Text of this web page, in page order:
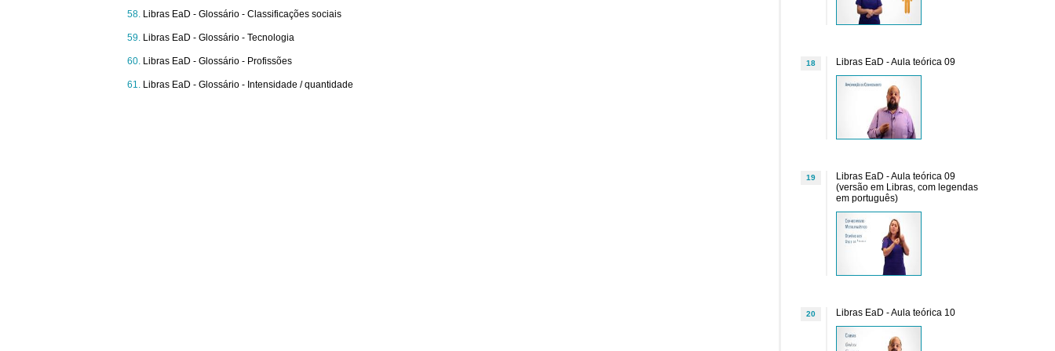
Libras EaD - Glossário - Classificações sociais
Libras EaD - Glossário - Tecnologia
Libras EaD - Glossário - Profissões
Libras EaD - Glossário - Intensidade / quantidade
18 Libras EaD - Aula teórica 09
19
Libras EaD - Aula teórica 09
(versão em Libras, com legendas
em português)
20 Libras EaD - Aula teórica 10